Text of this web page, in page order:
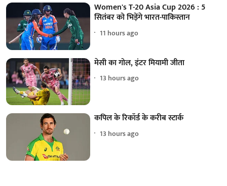
Women's T-20 Asia Cup 2026 : 5
सितंबर को भिड़ेंगे भारत-पाकिस्तान
11 hours ago
मेसी का गोल, इंटर मियामी जीता
13 hours ago
कपिल के रिकॉर्ड के करीब स्टार्क
13 hours ago